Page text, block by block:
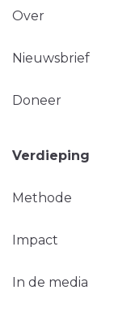
Over
Nieuwsbrief
Doneer
Verdieping
Methode
Impact
In de media